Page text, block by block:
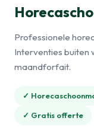
Professionele
Interventies buiten
maandforfait.
✓
✓ Gratis offerte